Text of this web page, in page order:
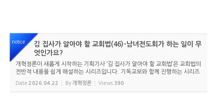
notice
김 집사가 알아야 할 교회법(46)-남녀전도회가 하는 일이 무
엇인가요?
개혁정론이 새롭게 시작하는 기획기사 ‘김 집사가 알아야 할 교회법’은 교회법의
전반적 내용을 쉽게 해설하는 시리즈입니다. 기독교보와 함께 진행하는 시리즈
로서 여기에 싣는 것은 기독교보의 허락을 받았습니다. 글 내용은 기독교보에
Date 2026.04.22 By 개혁정론 Views 390